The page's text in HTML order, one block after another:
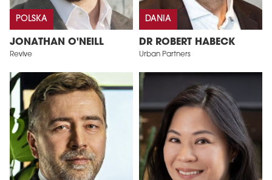
POLSKA
JONATHAN O'NEILL
Revive
DANIA
DR ROBERT HABECK
Urban Partners